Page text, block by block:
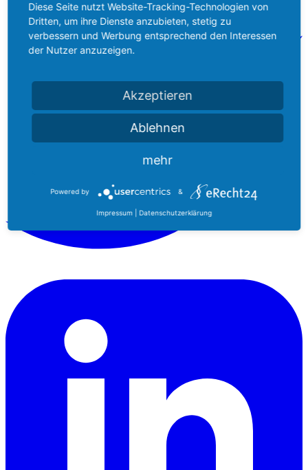
Diese Seite nutzt Website-Tracking-Technologien von
Dritten, um ihre Dienste anzubieten, stetig zu
verbessern und Werbung entsprechend den Interessen
der Nutzer anzuzeigen.
Akzeptieren
Ablehnen
mehr
Powered by &
Impressum Datenschutzerklärung